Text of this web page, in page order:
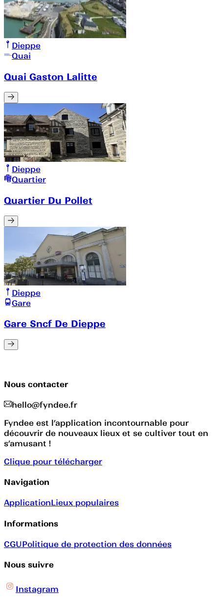
Dieppe
Quai
Quai Gaston Lalitte
Dieppe
Quartier
Quartier Du Pollet
Dieppe
Gare
Gare Sncf De Dieppe
Nous contacter
hello@fyndee.fr
Fyndee est l’application incontournable pour
découvrir de nouveaux lieux et se cultiver tout en
s’amusant !
Clique pour télécharger
Navigation
ApplicationLieux populaires
Informations
CGUPolitique de protection des données
Nous suivre
Instagram